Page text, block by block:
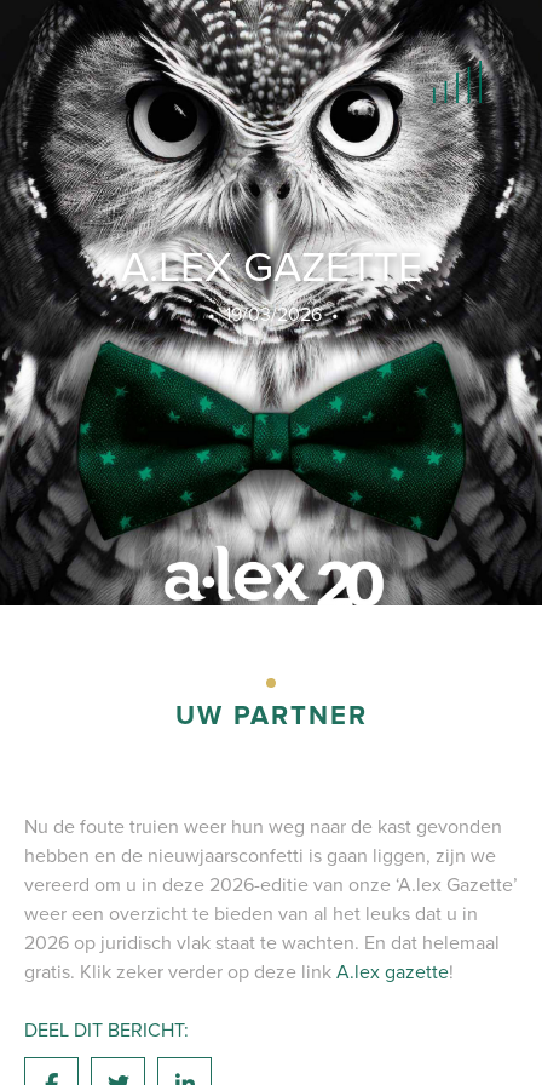
HOME
LET'S TALK
TEAM
INCASSO
IN HOUSE LEGAL SUPPORT
NIEUWS
CONTACT
JOBS
PORTAAL
A.LEX GAZETTE
• 19/03/2026 •
UW PARTNER
Nu de foute truien weer hun weg naar de kast gevonden
hebben en de nieuwjaarsconfetti is gaan liggen, zijn we
vereerd om u in deze 2026-editie van onze ‘A.lex Gazette’
weer een overzicht te bieden van al het leuks dat u in
2026 op juridisch vlak staat te wachten. En dat helemaal
gratis. Klik zeker verder op deze link A.lex gazette!
DEEL DIT BERICHT: